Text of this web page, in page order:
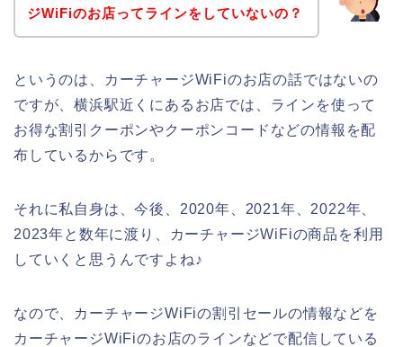
ジWiFiのお店ってラインをしていないの？
というのは、カーチャージWiFiのお店の話ではないの
ですが、横浜駅近くにあるお店では、ラインを使って
お得な割引クーポンやクーポンコードなどの情報を配
布しているからです。
それに私自身は、今後、2020年、2021年、2022年、
2023年と数年に渡り、カーチャージWiFiの商品を利用
していくと思うんですよね♪
なので、カーチャージWiFiの割引セールの情報などを
カーチャージWiFiのお店のラインなどで配信している